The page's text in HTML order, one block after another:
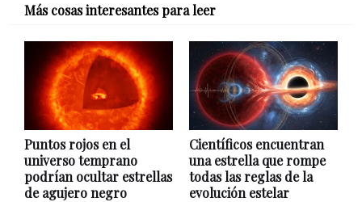
Más cosas interesantes para leer
Puntos rojos en el
universo temprano
podrían ocultar estrellas
de agujero negro
Científicos encuentran
una estrella que rompe
todas las reglas de la
evolución estelar